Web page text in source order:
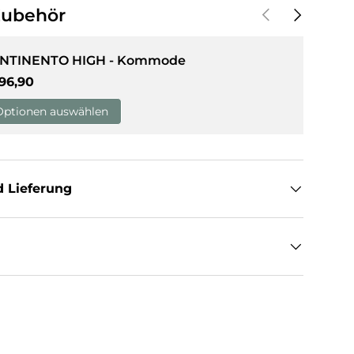
VorherigeNächste
HIGH - Kommode
Preis
auswählen
Lieferung